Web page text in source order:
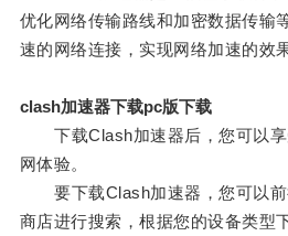
优化网络传输路线和加密数据传输
速的网络连接，实现网络加速的效果
clash加速器下载pc版下载
下载Clash加速器后，您可以享
网体验。
要下载Clash加速器，您可以前
商店进行搜索，根据您的设备类型